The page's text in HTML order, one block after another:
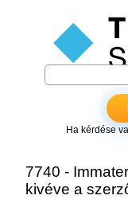
Ha kérdése
7740 -
kivéve a